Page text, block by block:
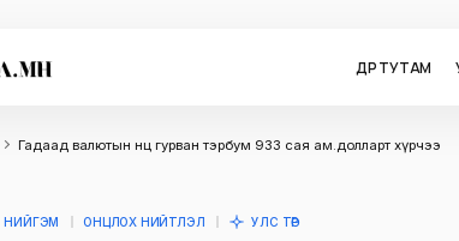
ӨДӨР ТУТАМ
Гадаад валютын нөөц гурван тэрбум 933 сая ам.долларт хүрчээ
НИЙГЭМ ОНЦЛОХ НИЙТЛЭЛ УЛС ТӨР